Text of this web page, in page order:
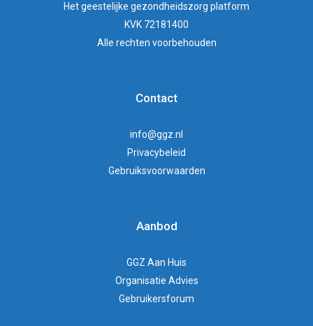
Hetgeestelijke gezondheidszorg platform
KVK 72181400
Alle rechten voorbehouden
Contact
info@ggz.nl
Privacybeleid
Gebruiksvoorwaarden
Aanbod
GGZ Aan Huis
Organisatie Advies
Gebruikersforum